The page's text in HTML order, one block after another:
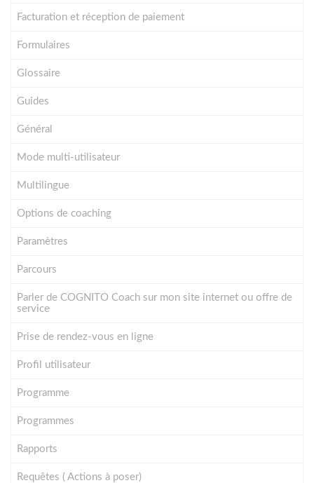
Facturation et réception de paiement
Formulaires
Glossaire
Guides
Général
Mode multi-utilisateur
Multilingue
Options de coaching
Paramètres
Parcours
Parler de COGNITO Coach sur mon site internet ou offre de
service
Prise de rendez-vous en ligne
Profil utilisateur
Programme
Programmes
Rapports
Requêtes ( Actions à poser)